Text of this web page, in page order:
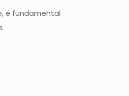
é fundamental